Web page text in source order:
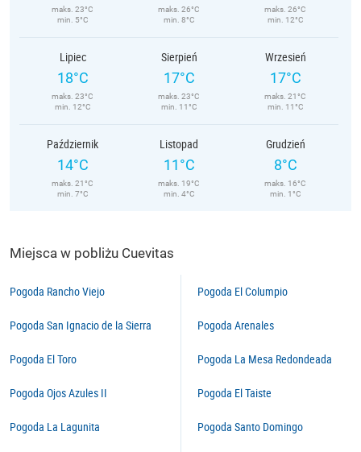
maks. 23°C
min. 5°C
maks. 26°C
min. 8°C
maks. 26°C
min. 12°C
Lipiec
18°C
maks. 23°C
min. 12°C
Sierpień
17°C
maks. 23°C
min. 11°C
Wrzesień
17°C
maks. 21°C
min. 11°C
Październik
14°C
maks. 21°C
min. 7°C
Listopad
11°C
maks. 19°C
min. 4°C
Grudzień
8°C
maks. 16°C
min. 1°C
Miejsca w pobliżu Cuevitas
Pogoda Rancho Viejo
Pogoda San Ignacio de la Sierra
Pogoda El Toro
Pogoda Ojos Azules II
Pogoda La Lagunita
Pogoda El Columpio
Pogoda Arenales
Pogoda La Mesa Redondeada
Pogoda El Taiste
Pogoda Santo Domingo